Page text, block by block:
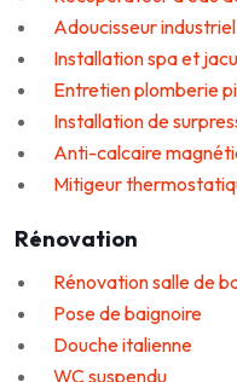
Adoucisseur industriel
Installation spa et
Entretien plomberie
Installation de
Anti-calcaire
Mitigeur
Rénovation
Rénovation salle de
Pose de baignoire
Douche italienne
WC suspendu